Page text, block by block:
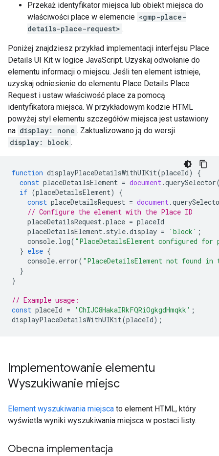
Przekaż identyfikator miejsca lub obiekt miejsca do
właściwości place w elemencie <gmp-place-
details-place-request> .
Poniżej znajdziesz przykład implementacji interfejsu Place
Details UI Kit w logice JavaScript. Uzyskaj odwołanie do
elementu informacji o miejscu. Jeśli ten element istnieje,
uzyskaj odniesienie do elementu Place Details Place
Request i ustaw właściwość place za pomocą
identyfikatora miejsca. W przykładowym kodzie HTML
powyżej styl elementu szczegółów miejsca jest ustawiony
na display: none . Zaktualizowano ją do wersji
display: block .
function displayPlaceDetailsWithUIKit(placeId)
{
const placeDetailsElement = document.querySelector
if (placeDetailsElement)
{
const placeDetailsRequest = document.
// Configure the element with the Place ID
placeDetailsRequest.place = placeId
placeDetailsElement. style.display = 'block' ;
console. log( "PlaceDetailsElement configured for
} else {
console. error( "PlaceDetailsElement not found in
}
}
// Example usage:
const placeId = 'ChIJC8HakaIRkFQRiOgkgdHmqkk' ;
displayPlaceDetailsWithUIKit(placeId);
Implementowanie elementu
Wyszukiwanie miejsc
Element wyszukiwania miejsca to element HTML, który
wyświetla wyniki wyszukiwania miejsca w postaci listy.
Obecna implementacja